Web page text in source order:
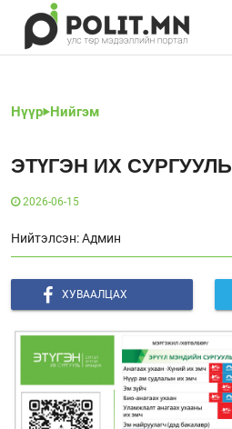
Нүүр Нийгэм
ЭТҮГЭН ИХ СУРГУУЛЬ
2026-06-15
Нийтэлсэн: Админ
ХУВААЛЦАХ